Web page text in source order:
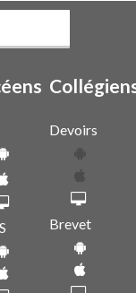
Devoirs
Brevet